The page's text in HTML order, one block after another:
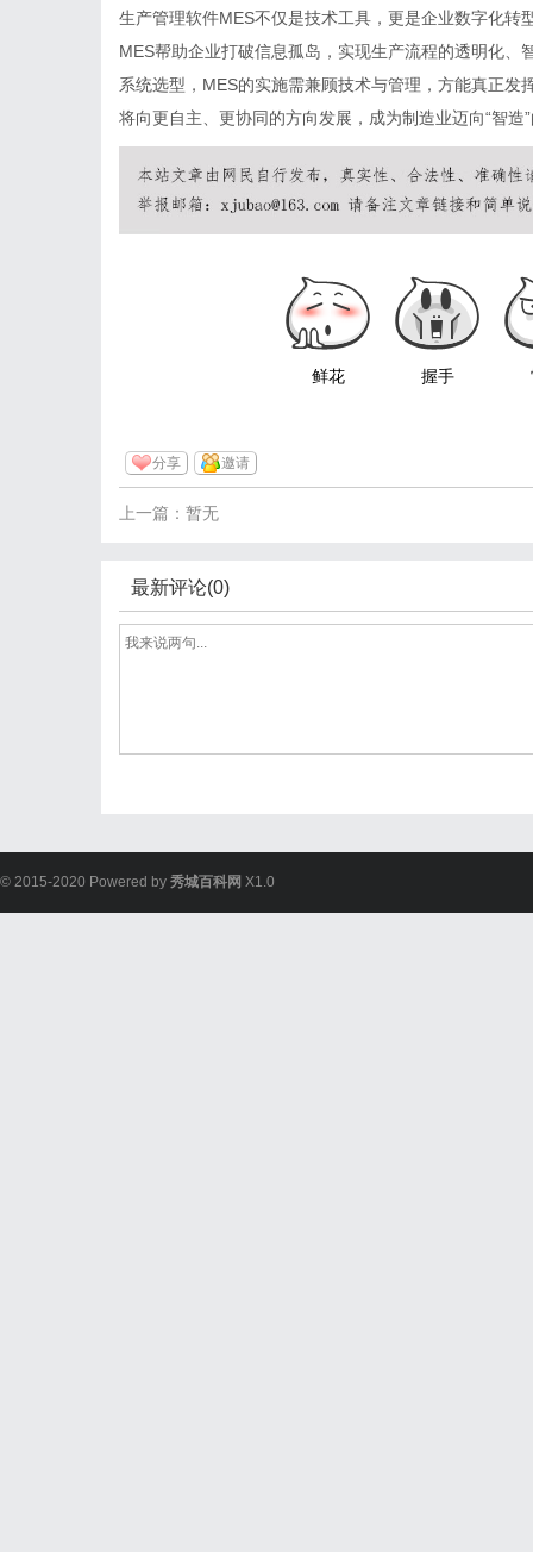
生产管理软件MES不仅是技术工具，更是企业数字化
MES帮助企业打破信息孤岛，实现生产流程的透明化
系统选型，MES的实施需兼顾技术与管理，方能真正
将向更自主、更协同的方向发展，成为制造业迈向“智造
鲜花 握手
分享 邀请
上一篇：暂无
最新评论(0)
© 2015-2020 Powered by 秀城百科网 X1.0